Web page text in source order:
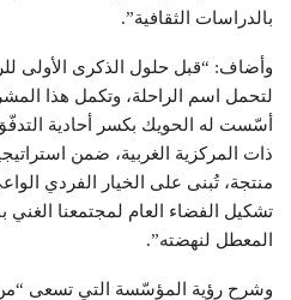
بالدراسات الثقافية”.
وأضاف: “قبل حلول الذكرى الأولى
لتحمل اسم الراحلة، وتكمل هذا
أسّست له الحويك بكسر أحادية
ذات المركزية الغربية، ضمن
منتجة، تُبنى على الخيار الفردي
تشكيل الفضاء العام لمجتمعنا الغني
المعطل لنهضته”.
وشرح رؤية المؤسّسة التي تسعى “من